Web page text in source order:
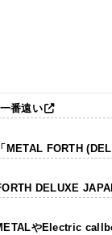
番遠い
METAL FORTH
DELUXE
やElectric